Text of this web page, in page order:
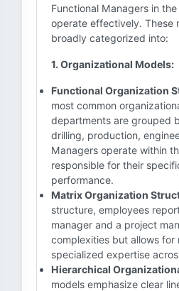
Functional Managers in
operate effectively. These
broadly categorized into:
1. Organizational Models:
Functional Organization
most common
departments are grouped
drilling, production,
Managers operate within
responsible for their
performance.
Matrix Organization
structure, employees
manager and a project
complexities but allows for
specialized expertise
Hierarchical
models emphasize clear